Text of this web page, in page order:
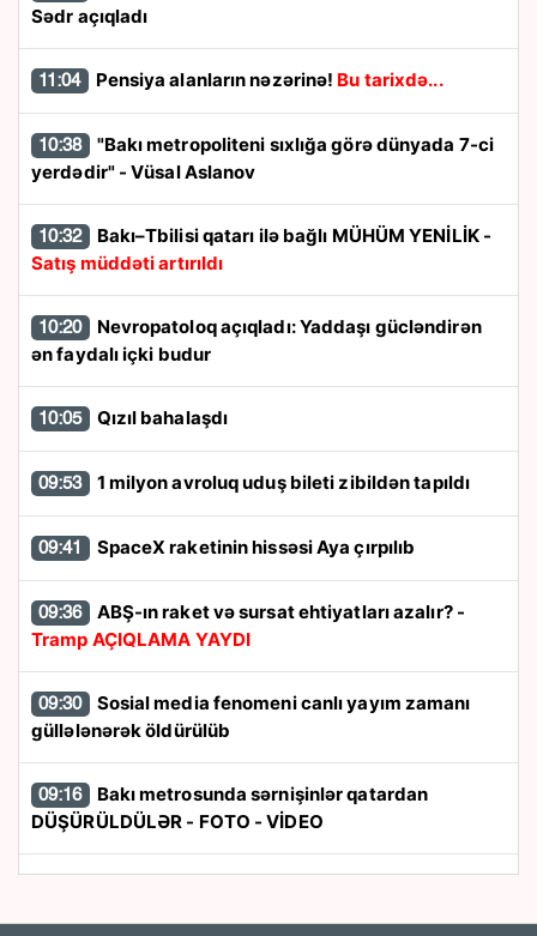
Sədr açıqladı
11:04 Pensiya alanların nəzərinə! Bu tarixdə...
10:38
yerdədir" - Vüsal Aslanov
10:32
Bakı–Tbilisi qatarı ilə bağlı MÜHÜM YENİLİK -
Satış müddəti artırıldı
10:20
ən faydalı içki budur
10:05 Qızıl bahalaşdı
09:53 1 milyon avroluq uduş bileti zibildən tapıldı
09:41 SpaceX raketinin hissəsi Aya çırpılıb
09:36
ABŞ-ın raket və sursat ehtiyatları azalır? -
Tramp AÇIQLAMA YAYDI
09:30
güllələnərək öldürülüb
09:16
DÜŞÜRÜLDÜLƏR - FOTO - VİDEO